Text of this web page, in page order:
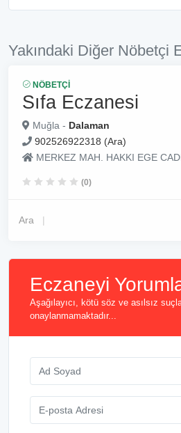
Yakındaki Diğer Nöbetçi
NÖBETÇI
Sıfa Eczanesi
Muğla - Dalaman
902526922318 (Ara)
MERKEZ MAH. HAKKI EGE
(0)
Ara
Eczaneyi
Aşağılayıcı, kötü söz ve asılsız
onaylanmamaktadır...